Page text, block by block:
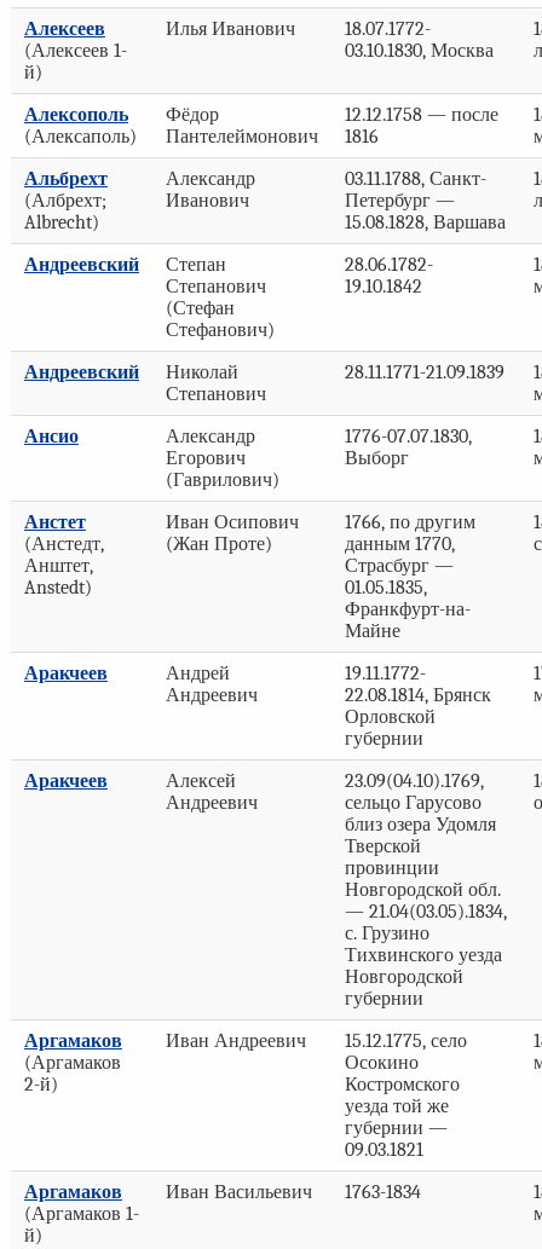
Алексеев
(Алексеев 1-
й)
Илья Иванович
18.07.1772-
03.10.1830, Москва
Алексополь
(Алексаполь)
Фёдор
Пантелеймонович
12.12.1758 — после
1816
Альбрехт
(Албрехт;
Albrecht)
Александр
Иванович
03.11.1788, Санкт-
Петербург —
15.08.1828, Варшава
Андреевский
Степан
Степанович
(Стефан
Стефанович)
28.06.1782-
19.10.1842
Андреевский
Николай
Степанович
28.11.1771-21.09.1839
Ансио
Александр
Егорович
(Гаврилович)
1776-07.07.1830,
Выборг
Анстет
(Анстедт,
Анштет,
Anstedt)
Иван Осипович
(Жан Проте)
1766, по другим
данным 1770,
Страсбург —
01.05.1835,
Франкфурт-на-
Майне
Аракчеев
Андрей
Андреевич
19.11.1772-
22.08.1814, Брянск
Орловской
губернии
Аракчеев
Алексей
Андреевич
23.09(04.10).1769,
сельцо Гарусово
близ озера Удомля
Тверской
провинции
Новгородской обл.
— 21.04(03.05).1834,
с. Грузино
Тихвинского уезда
Новгородской
губернии
Аргамаков
(Аргамаков
2-й)
Иван Андреевич
15.12.1775, село
Осокино
Костромского
уезда той же
губернии —
09.03.1821
Аргамаков
(Аргамаков 1-
й)
Иван Васильевич 1763-1834